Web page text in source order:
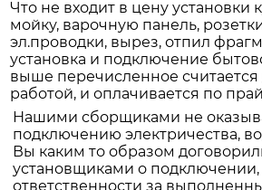
Что не входит в цену установки
мойку, варочную панель,
эл.проводки, вырез, отпил
установка и подключение
выше перечисленное
работой, и оплачивается по
Нашими сборщиками не
подключению электричества,
Вы каким то образом
установщиками о
ответственности за